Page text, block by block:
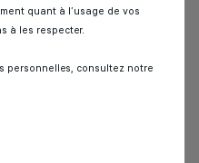
quant à l’usage de vos
à les respecter.
personnelles, consultez notre